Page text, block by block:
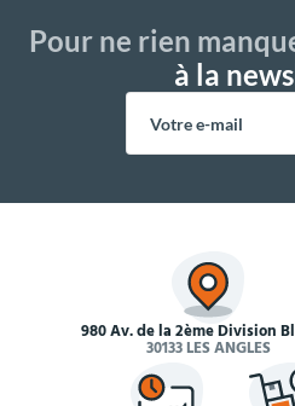
Pour ne rien
à la
980 Av. de la 2ème Division
30133 LES ANGLES